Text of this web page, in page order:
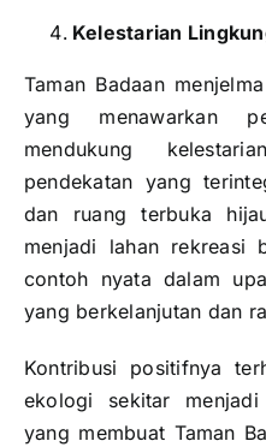
Kelestarian
Taman Badaan
yang menawarkan
mendukung
pendekatan yang
dan ruang terbuka
menjadi lahan rekreasi
contoh nyata dalam
yang berkelanjutan dan
Kontribusi positifnya
ekologi sekitar
yang membuat Taman